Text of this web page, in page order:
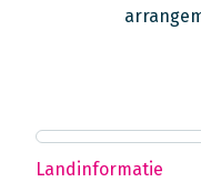
Landinformatie